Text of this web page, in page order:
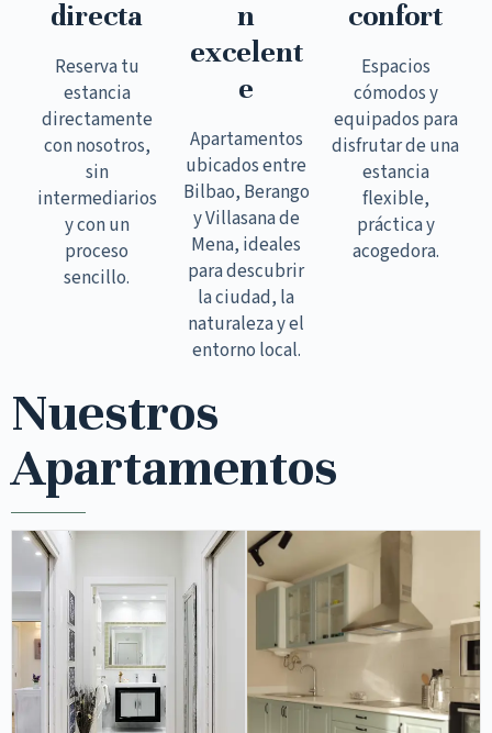
directa
Reserva tu
estancia
directamente
con nosotros,
sin
intermediarios
y con un
proceso
sencillo.
n
excelent
e
Apartamentos
ubicados entre
Bilbao, Berango
y Villasana de
Mena, ideales
para descubrir
la ciudad, la
naturaleza y el
entorno local.
confort
Espacios
cómodos y
equipados para
disfrutar de una
estancia
flexible,
práctica y
acogedora.
Nuestros
Apartamentos